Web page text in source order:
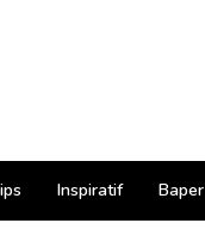
Inspiratif Baper